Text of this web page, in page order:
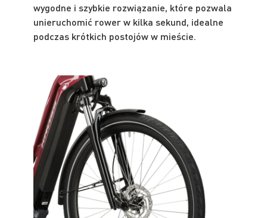
wygodne i szybkie rozwiązanie, które pozwala
unieruchomić rower w kilka sekund, idealne
podczas krótkich postojów w mieście.